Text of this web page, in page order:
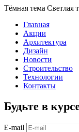
Тёмная тема Светлая
Главная
Акции
Архитектура
Дизайн
Новости
Строительство
Технологии
Контакты
Будьте в
E-mail